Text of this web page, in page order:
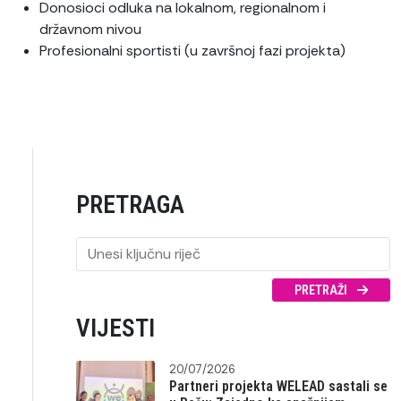
Donosioci odluka na lokalnom, regionalnom i
državnom nivou
Profesionalni sportisti (u završnoj fazi projekta)
PRETRAGA
PRETRAŽI
VIJESTI
20/07/2026
Partneri projekta WELEAD sastali se